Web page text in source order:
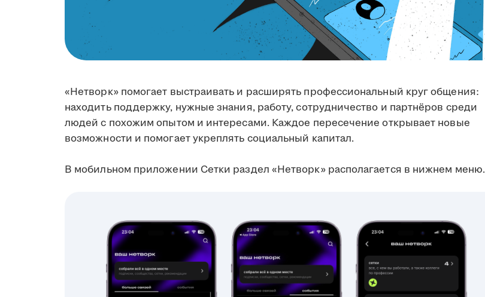
«Нетворк» помогает выстраивать и расширять профессиональный круг общения:
находить поддержку, нужные знания, работу, сотрудничество и партнёров среди
людей с похожим опытом и интересами. Каждое пересечение открывает новые
возможности и помогает укреплять социальный капитал.
В мобильном приложении Сетки раздел «Нетворк» располагается в нижнем меню.